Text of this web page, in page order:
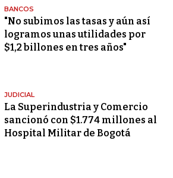
BANCOS
"No subimos las tasas y aún así
logramos unas utilidades por
$1,2 billones en tres años"
JUDICIAL
La Superindustria y Comercio
sancionó con $1.774 millones al
Hospital Militar de Bogotá